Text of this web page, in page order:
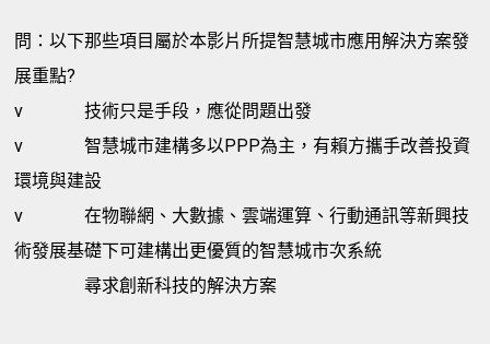
問：以下那些項目屬於本影片所提智慧城市應用解決方案發
展重點?
v
技術只是手段，應從問題出發
v
智慧城市建構多以PPP為主，有賴方攜手改善投資
環境與建設
v
在物聯網、大數據、雲端運算、行動通訊等新興技
術發展基礎下可建構出更優質的智慧城市次系統
尋求創新科技的解決方案